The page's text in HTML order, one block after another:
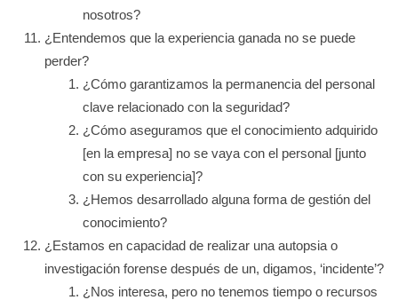
nosotros?
¿Entendemos que la experiencia ganada no se puede
perder?
¿Cómo garantizamos la permanencia del personal
clave relacionado con la seguridad?
¿Cómo aseguramos que el conocimiento adquirido
[en la empresa] no se vaya con el personal [junto
con su experiencia]?
¿Hemos desarrollado alguna forma de gestión del
conocimiento?
¿Estamos en capacidad de realizar una autopsia o
investigación forense después de un, digamos, ‘incidente’?
¿Nos interesa, pero no tenemos tiempo o recursos